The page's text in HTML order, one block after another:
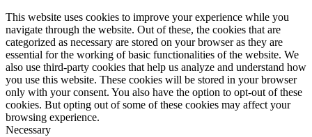
This website uses cookies to improve your experience while you
navigate through the website. Out of these, the cookies that are
categorized as necessary are stored on your browser as they are
essential for the working of basic functionalities of the website. We
also use third-party cookies that help us analyze and understand how
you use this website. These cookies will be stored in your browser
only with your consent. You also have the option to opt-out of these
cookies. But opting out of some of these cookies may affect your
browsing experience.
Necessary